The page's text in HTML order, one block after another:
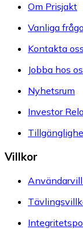
Om Prisjakt
Vanliga
Kontakta oss
Jobba hos
Nyhetsrum
Investor
Villkor